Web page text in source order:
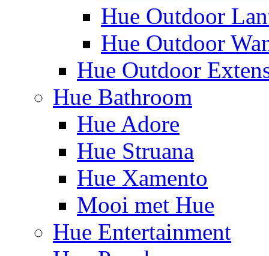
Hue Outdoor
Hue Outdoor
Hue Outdoor
Hue Bathroom
Hue Adore
Hue Struana
Hue Xamento
Mooi met Hue
Hue Entertainment